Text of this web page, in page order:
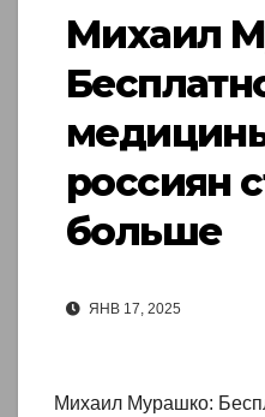
Михаил
россиян
больше
ЯНВ 17, 2025
Михаил Мурашко: